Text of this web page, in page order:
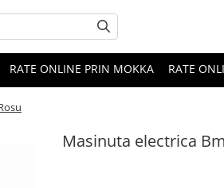
RATE ONLINE PRIN MOKKA RATE
Masinuta electrica